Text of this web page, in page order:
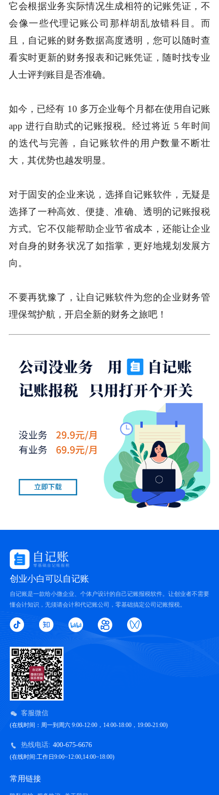
它会根据业务实际情况生成相符的记账凭证，不
会像一些代理记账公司那样胡乱放错科目。而
且，自记账的财务数据高度透明，您可以随时查
看实时更新的财务报表和记账凭证，随时找专业
人士评判账目是否准确。
如今，已经有 10 多万企业每个月都在使用自记账
app 进行自助式的记账报税。经过将近 5 年时间
的迭代与完善，自记账软件的用户数量不断壮
大，其优势也越发明显。
对于固安的企业来说，选择自记账软件，无疑是
选择了一种高效、便捷、准确、透明的记账报税
方式。它不仅能帮助企业节省成本，还能让企业
对自身的财务状况了如指掌，更好地规划发展方
向。
不要再犹豫了，让自记账软件为您的企业财务管
理保驾护航，开启全新的财务之旅吧！
创业小白可以自记账
自记账是一款给小微企业、个体户设计的自己记账报税软件。让创业者不需要
懂会计知识，无须请会计和代记账公司，零基础搞定公司记账报税。
客服微信
(在线时间：周一到周六 9:00-12:00，14:00-18:00，19:00-21:00)
热线电话: 400-675-6676
(在线时间:工作日9:00~12:00,14:00~18:00)
常用链接